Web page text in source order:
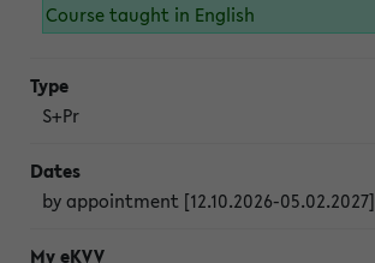
Course taught in English
S+Pr
by appointment [12.10.2026-05.02.2027]